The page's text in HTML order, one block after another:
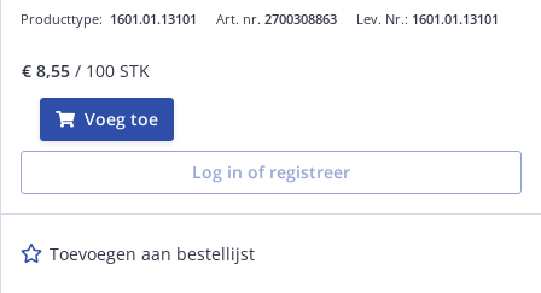
Art. nr. 2700308863
Producttype: 1601.01.13101 Lev. Nr.: 1601.01.13101
€ 8,55 / 100 STK
Voeg toe
Log in of registreer
Toevoegen aan bestellijst